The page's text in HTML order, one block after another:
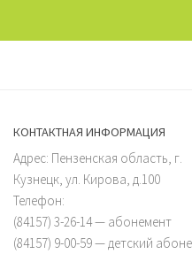
КОНТАКТНАЯ ИНФОРМАЦИЯ
Адрес: Пензенская область, г.
Кузнецк, ул. Кирова, д.100
Телефон:
(84157) 3-26-14 — абонемент
(84157) 9-00-59 — детский